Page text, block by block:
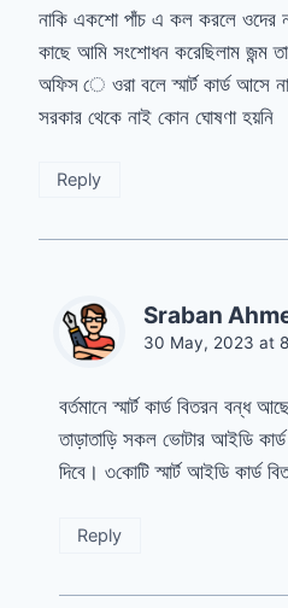
নাকি একশো পাঁচ এ কল করলে ওদের
কাছে আমি সংশোধন করেছিলাম জন্ম
অফিস ে ওরা বলে স্মার্ট কার্ড আসে
সরকার থেকে নাই কোন ঘোষণা হয়নি
Reply
Sraban
30 May, 2023 at
বর্তমানে স্মার্ট কার্ড বিতরন বন্ধ
তাড়াতাড়ি সকল ভোটার আইডি কার্ড
দিবে। ৩কোটি স্মার্ট আইডি কার্ড
Reply